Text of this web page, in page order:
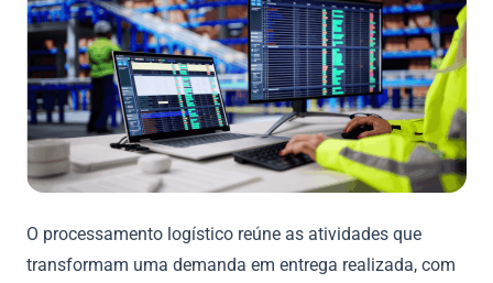
O processamento logístico reúne as atividades que
transformam uma demanda em entrega realizada, com